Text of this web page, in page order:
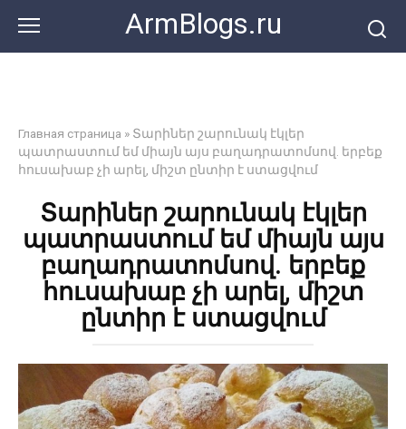
контенту
ArmBlogs.ru
Главная страница » Տարիներ շարունակ էկլեր
պատրաստում եմ միայն այս բաղադրատոմսով. երբեք
հուսախաբ չի արել, միշտ ընտիր է ստացվում
Տարիներ շարունակ էկլեր
պատրաստում եմ միայն այս
բաղադրատոմսով. երբեք
հուսախաբ չի արել, միշտ
ընտիր է ստացվում